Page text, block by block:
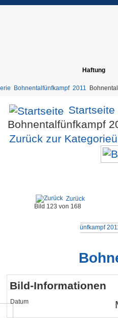
Haftung
Bohnentalfünfkampf 2011
Startseite
Bohnentalfünfkampf
Zurück zur
Zurück
Bild 123 von 168
Bild-Informationen
Datum